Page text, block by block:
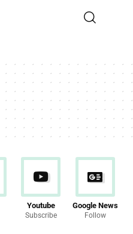
Youtube
Subscribe
Google News
Follow